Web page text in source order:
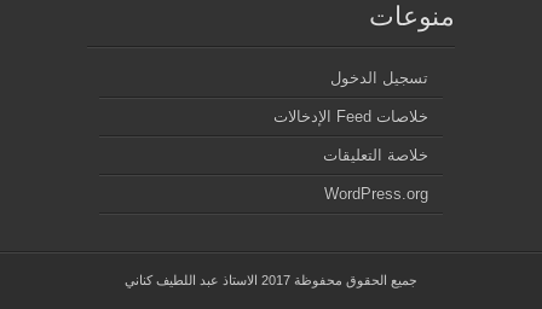
منوعات
تسجيل الدخول
خلاصات Feed الإدخالات
خلاصة التعليقات
WordPress.org
جميع الحقوق محفوظة 2017 الاستاذ عبد اللطيف كناني